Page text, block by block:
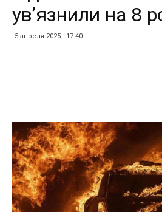
увʼязнили на 8
5 апреля 2025 - 17:40